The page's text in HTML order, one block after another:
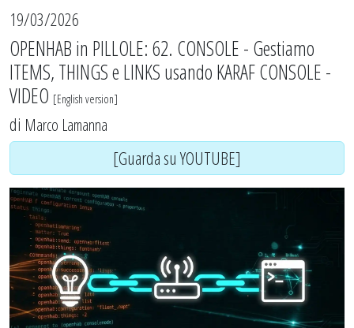
19/03/2026
OPENHAB in PILLOLE: 62. CONSOLE - Gestiamo
ITEMS, THINGS e LINKS usando KARAF CONSOLE -
VIDEO [English version]
di Marco Lamanna
[Guarda su YOUTUBE]